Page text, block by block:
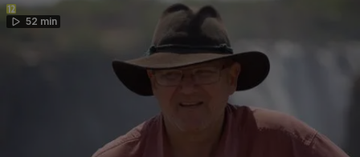
52 min